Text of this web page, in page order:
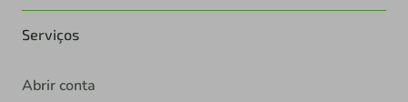
Serviços
Abrir conta